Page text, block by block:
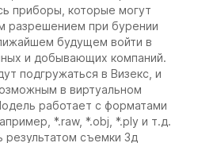
приборы, которые могут
разрешением при бурении
будущем войти в
и добывающих компаний.
подгружаться в Визекс, и
в виртуальном
работает с форматами
*.raw, *.obj, *.ply и т.д.
съемки 3д